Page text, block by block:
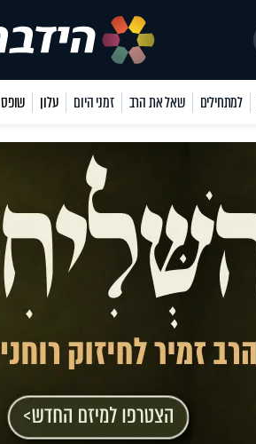
למתחילים שאל את הרב זמני היום עלון שופס